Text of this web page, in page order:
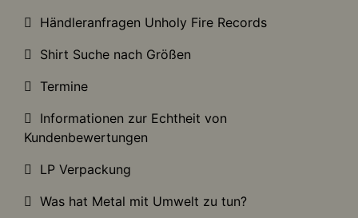
Händleranfragen Unholy Fire Records
Shirt Suche nach Größen
Termine
Informationen zur Echtheit von
Kundenbewertungen
LP Verpackung
Was hat Metal mit Umwelt zu tun?